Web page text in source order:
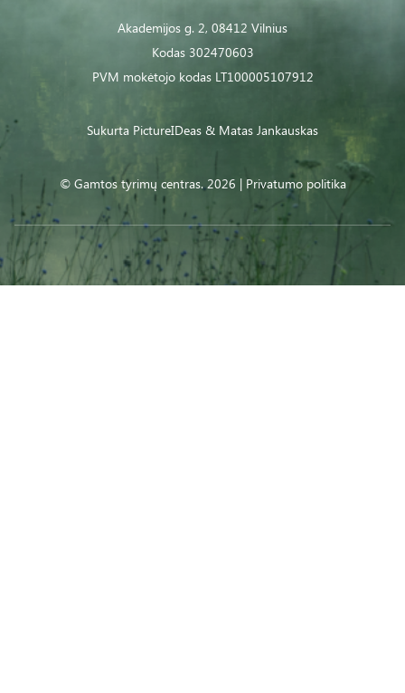
Akademijos g. 2, 08412 Vilnius
Kodas 302470603
PVM mokėtojo kodas LT100005107912
© Gamtos tyrimų centras. 2026 | Privatumo politika
Sukurta PictureIDeas & Matas Jankauskas